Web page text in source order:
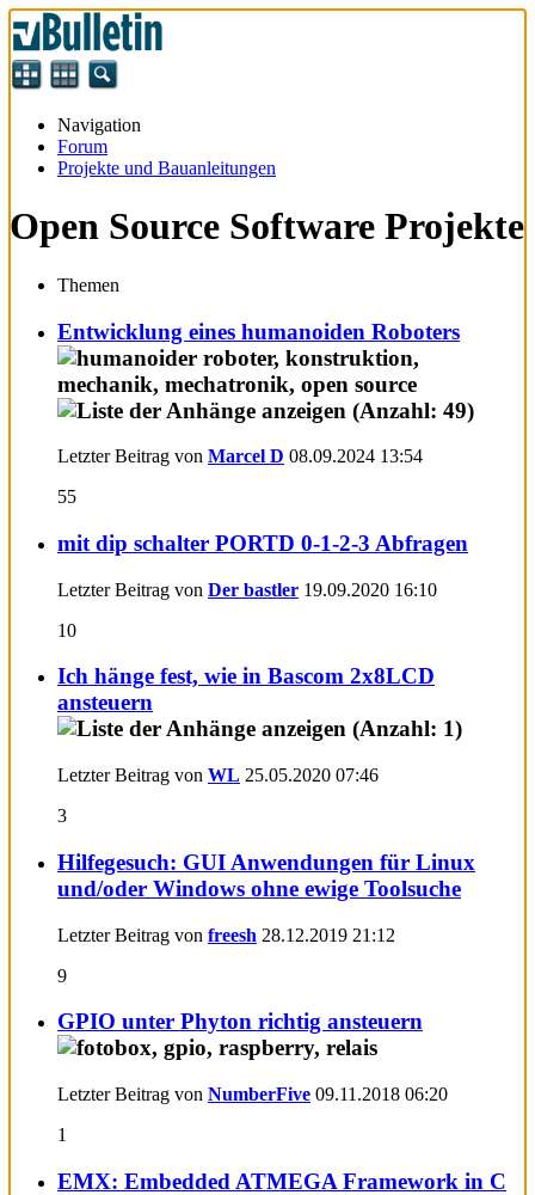
Navigation
Forum
Projekte und Bauanleitungen
Open Source Software Projekte
Themen
Entwicklung eines humanoiden Roboters
Letzter Beitrag von Marcel D 08.09.2024 13:54
55
mit dip schalter PORTD 0-1-2-3 Abfragen
Letzter Beitrag von Der bastler 19.09.2020 16:10
10
Ich hänge fest, wie in Bascom 2x8LCD
ansteuern
Letzter Beitrag von WL 25.05.2020 07:46
3
Hilfegesuch: GUI Anwendungen für Linux
und/oder Windows ohne ewige Toolsuche
Letzter Beitrag von freesh 28.12.2019 21:12
9
GPIO unter Phyton richtig ansteuern
Letzter Beitrag von NumberFive 09.11.2018 06:20
1
EMX: Embedded ATMEGA Framework in C